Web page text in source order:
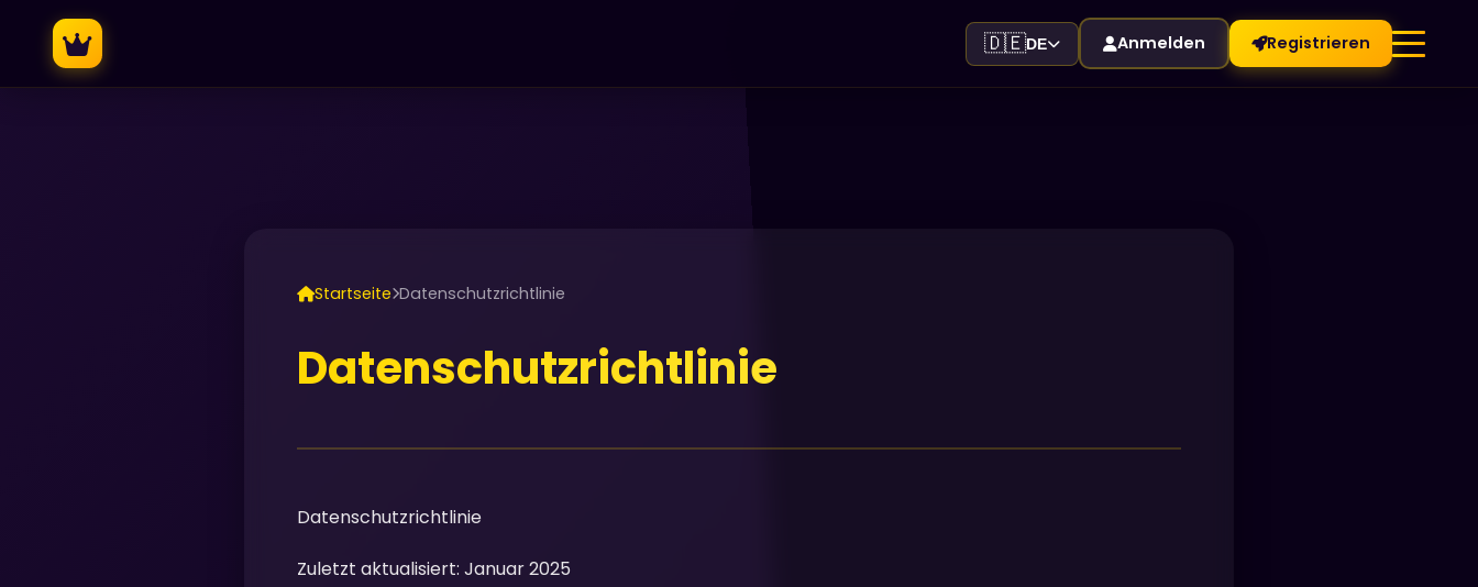
🇩🇪DE Anmelden Registrieren
Startseite Datenschutzrichtlinie
Datenschutzrichtlinie
Datenschutzrichtlinie
Zuletzt aktualisiert: Januar 2025